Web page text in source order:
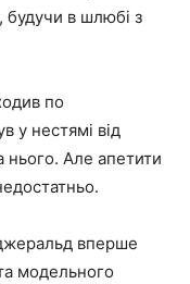
будучи в шлюбі з
по
у нестямі від
нього. Але апетити
вперше
модельного